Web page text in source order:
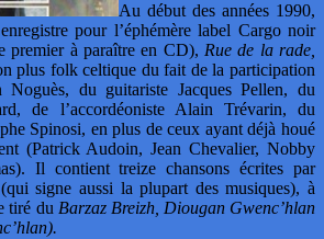
Au début des années 1990,
pour l’éphémère label Cargo noir
premier à paraître en CD), Rue de la rade,
plus folk celtique du fait de la participation
du guitariste Jacques Pellen, du
de l’accordéoniste Alain Trévarin, du
Spinosi, en plus de ceux ayant déjà houé
(Patrick Audoin, Jean Chevalier, Nobby
Il contient treize chansons écrites par
signe aussi la plupart des musiques), à
tiré du Barzaz Breizh, Diougan Gwenc’hlan